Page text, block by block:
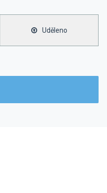
Uděleno